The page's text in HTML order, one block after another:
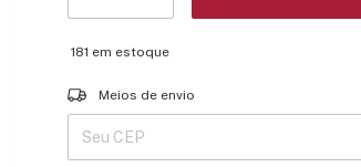
181 em estoque
Entregas para o CEP:
Meios de envio